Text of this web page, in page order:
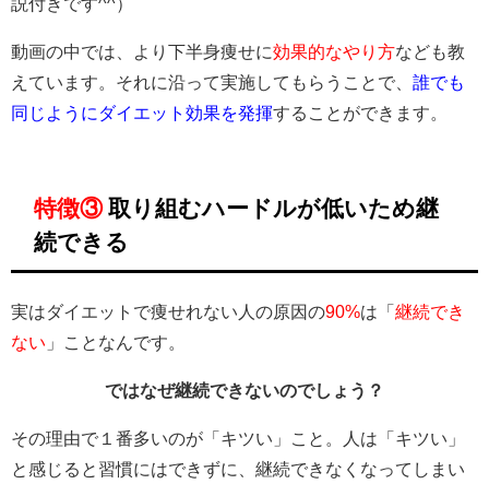
説付きです^^）
動画の中では、より下半身痩せに効果的なやり方なども教
えています。それに沿って実施してもらうことで、 誰でも
同じようにダイエット効果を発揮することができます。
特徴③取り組むハードルが低いため継
続できる
実はダイエットで痩せれない人の原因の90%は「 継続でき
ない 」ことなんです。
ではなぜ継続できないのでしょう？
その理由で１番多いのが「キツい」こと。人は「キツい」
と感じると習慣にはできずに、継続できなくなってしまい